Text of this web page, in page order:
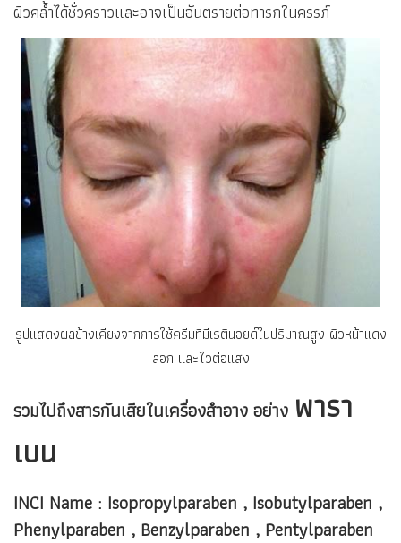
ผิวคล้ำได้ชั่วคราวและอาจเป็นอันตรายต่อทารกในครรภ์
รูปแสดงผลข้างเคียงจากการใช้ครีมที่มีเรตินอยด์ในปริมาณสูง ผิวหน้าแดง
ลอก และไวต่อแสง
รวมไปถึงสารกันเสียในเครื่องสำอาง อย่าง พารา
เบน
INCI Name : Isopropylparaben , Isobutylparaben ,
Phenylparaben , Benzylparaben , Pentylparaben